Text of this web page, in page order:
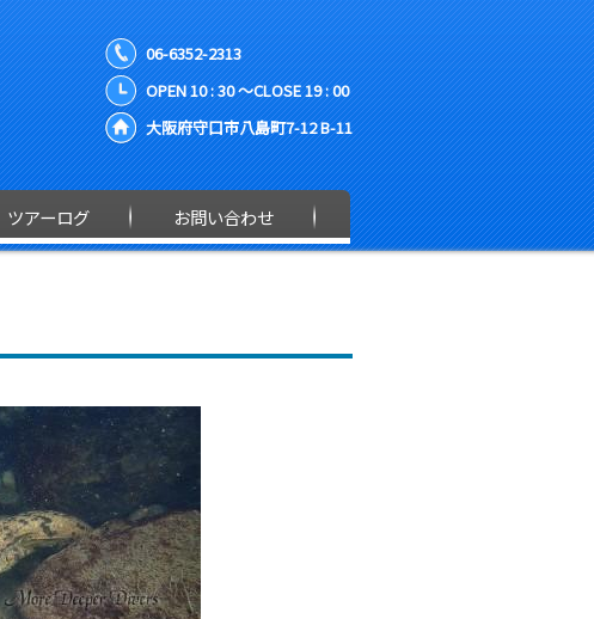
06-6352-2313
OPEN 10 : 30 ～CLOSE 19 : 00
大阪府守口市八島町7-12 B-11
ツアーログ お問い合わせ